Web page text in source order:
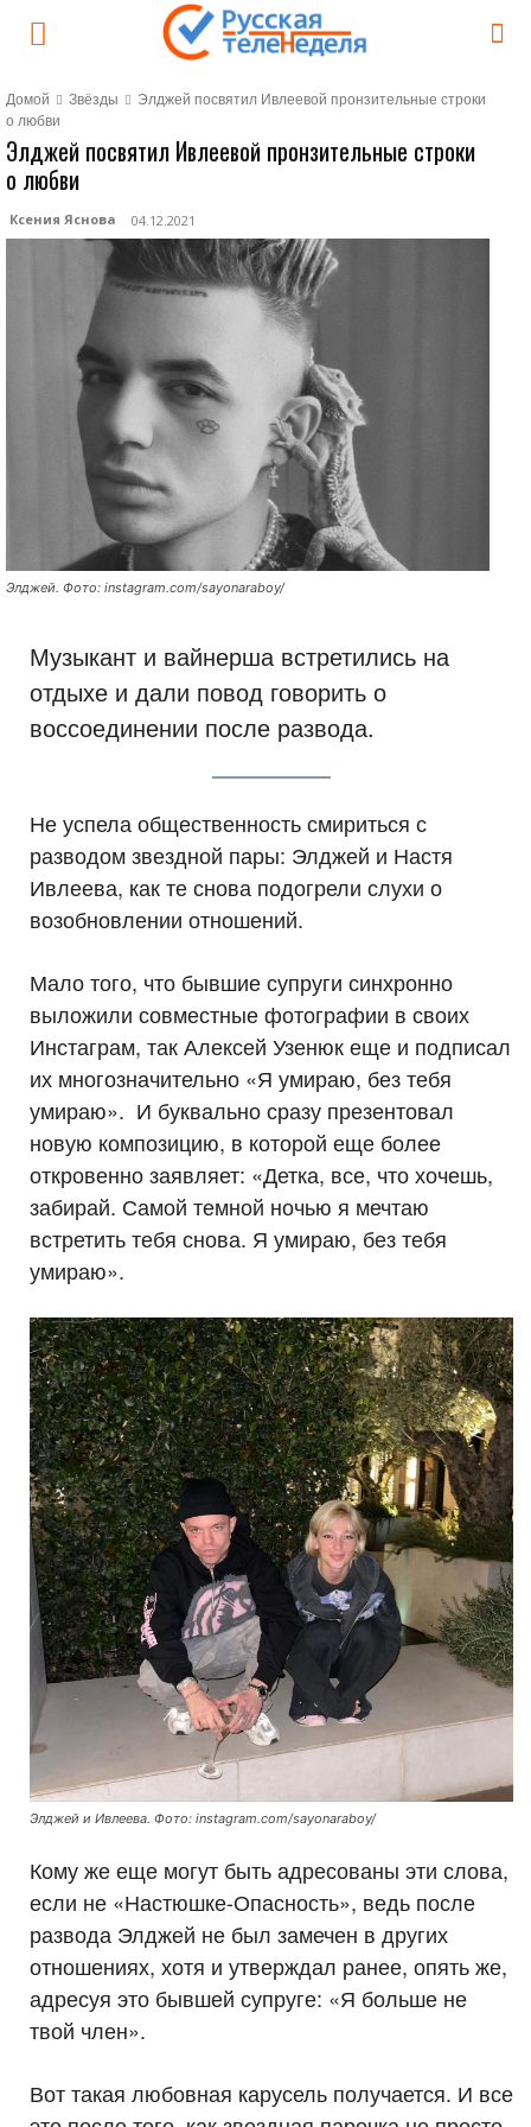
Домой Звёзды
Элджей посвятил Ивлеевой пронзительные строки
о любви
Элджей посвятил Ивлеевой пронзительные строки
о любви
Ксения Яснова 04.12.2021
Элджей. Фото: instagram.com/sayonaraboy/
Музыкант и вайнерша встретились на
отдыхе и дали повод говорить о
воссоединении после развода.
Не успела общественность смириться с
разводом звездной пары: Элджей и Настя
Ивлеева, как те снова подогрели слухи о
возобновлении отношений.
Мало того, что бывшие супруги синхронно
выложили совместные фотографии в своих
Инстаграм, так Алексей Узенюк еще и подписал
их многозначительно «Я умираю, без тебя
умираю». И буквально сразу презентовал
новую композицию, в которой еще более
откровенно заявляет: «Детка, все, что хочешь,
забирай. Самой темной ночью я мечтаю
встретить тебя снова. Я умираю, без тебя
умираю».
Элджей и Ивлеева. Фото: instagram.com/sayonaraboy/
Кому же еще могут быть адресованы эти слова,
если не «Настюшке-Опасность», ведь после
развода Элджей не был замечен в других
отношениях, хотя и утверждал ранее, опять же,
адресуя это бывшей супруге: «Я больше не
твой член».
Вот такая любовная карусель получается. И все